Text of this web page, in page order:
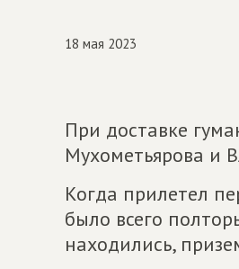
18 мая 2023
При доставке
Мухометьярова и
Когда прилетел
было всего
находились,